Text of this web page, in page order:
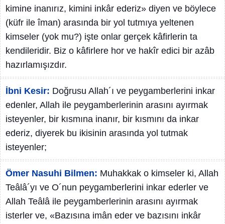
kimine inanırız, kimini inkâr ederiz» diyen ve böylece
(küfr ile îman) arasında bir yol tutmıya yeltenen
kimseler (yok mu?) işte onlar gerçek kâfirlerin ta
kendileridir. Biz o kâfirlere hor ve hakîr edici bir azâb
hazırlamışızdır.
İbni Kesir: Doğrusu Allah´ı ve peygamberlerini inkar
edenler, Allah ile peygamberlerinin arasını ayırmak
isteyenler, bir kısmına inanır, bir kısmını da inkar
ederiz, diyerek bu ikisinin arasında yol tutmak
isteyenler;
Ömer Nasuhi Bilmen: Muhakkak o kimseler ki, Allah
Teâlâ´yı ve O´nun peygamberlerini inkar ederler ve
Allah Teâlâ ile peygamberlerinin arasını ayırmak
isterler ve, «Bazısına imân eder ve bazısını inkâr